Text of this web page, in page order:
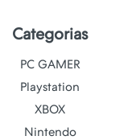
Categorias
PC GAMER
Playstation
XBOX
Nintendo